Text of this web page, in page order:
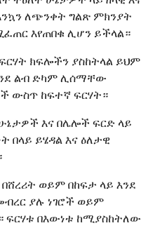
ለጭንቀት ግልጽ ምክንያት
እየጠበቁ ሊሆን ይችላል።
ክፍሎችን ያስከትላል ይህም
ልብ ድካም ሊሰማቸው
ውስጥ ከፍተኛ ፍርሃት።
እና በሌሎች ፍርድ ላይ
በላይ ይሄዳል እና ዕለታዊ
ወይም በከፍታ ላይ እንደ
ያሉ ነገሮች ወይም
ፍርሃቱ በእውነቱ ከሚያስከትለው